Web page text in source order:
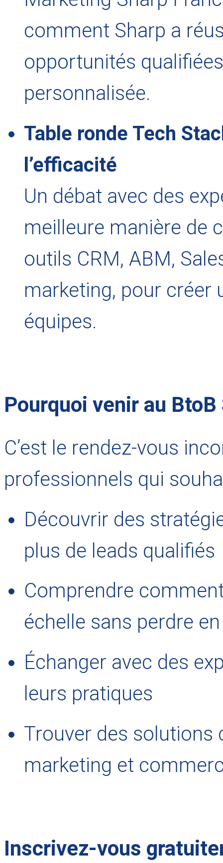
comment Sharp a
opportunités
personnalisée.
Table ronde Tech
l’efficacité
Un débat avec des
meilleure manière de
outils CRM, ABM,
marketing, pour créer
équipes.
Pourquoi venir au
C’est le rendez-vous
professionnels qui
Découvrir des
plus de leads qualifiés
Comprendre
échelle sans perdre
Échanger avec des
leurs pratiques
Trouver des solutions
marketing et
Inscrivez-vous